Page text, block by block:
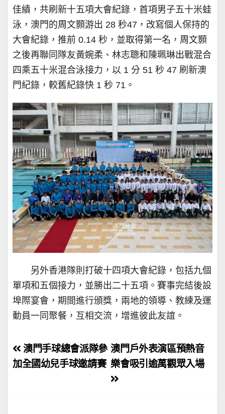
佳績，共刷新十五項大會紀錄，首項男子五十米蛙
泳，澳門的周文顥游出 28 秒47，改寫個人保持的
大會紀錄，推前 0.14 秒，並取得第一名，周文顥
之後再聯同隊友黃婉柔、林志聰和陳珮琳出戰混合
四乘五十米混合泳接力，以 1 分 51 秒 47 刷新澳
門紀錄，較舊紀錄快 1 秒 71。
另外香港隊則打破十四項大會紀錄，包括九個
單項和五個接力，並勝出二十五項。賽事完結後設
埠際宴會，期間進行頒獎，兩地的領導、教練及運
動員一同聚餐，互相交流，增進彼此友誼。
文
章
澳門戶外表演區預熱音
樂會吸引逾萬觀眾入場
澳門手球總會派隊參
加全國幼兒手球邀請賽